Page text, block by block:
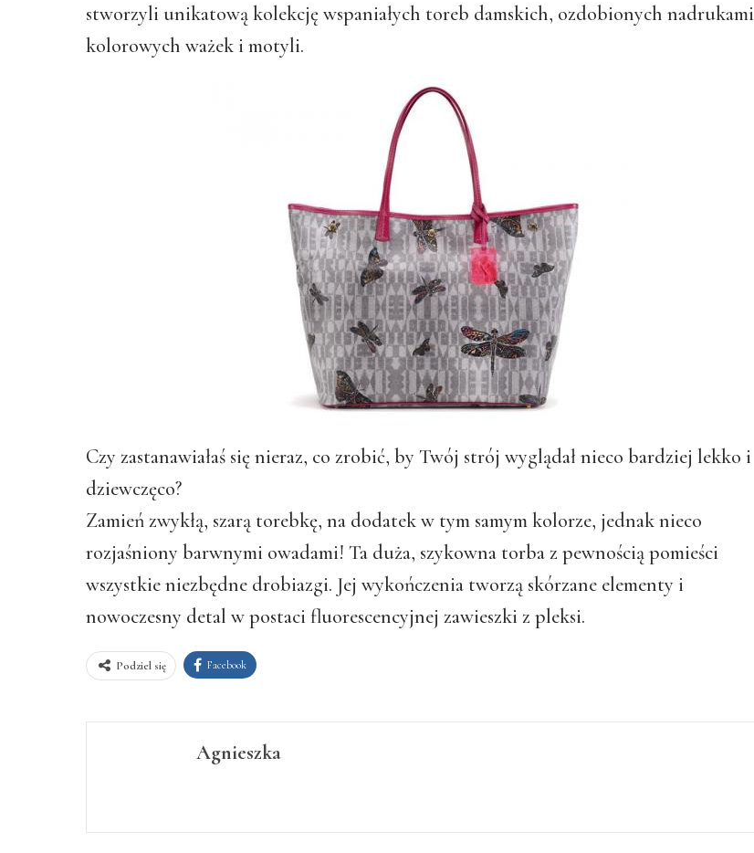
stworzyli unikatową kolekcję wspaniałych toreb damskich, ozdobionych nadrukami
kolorowych ważek i motyli.
Czy zastanawiałaś się nieraz, co zrobić, by Twój strój wyglądał nieco bardziej lekko i
dziewczęco?
Zamień zwykłą, szarą torebkę, na dodatek w tym samym kolorze, jednak nieco
rozjaśniony barwnymi owadami! Ta duża, szykowna torba z pewnością pomieści
wszystkie niezbędne drobiazgi. Jej wykończenia tworzą skórzane elementy i
nowoczesny detal w postaci fluorescencyjnej zawieszki z pleksi.
Podziel się Facebook
Agnieszka